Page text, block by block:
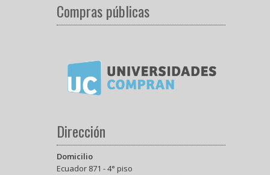
Compras públicas
Dirección
Domicilio
Ecuador 871 - 4° piso